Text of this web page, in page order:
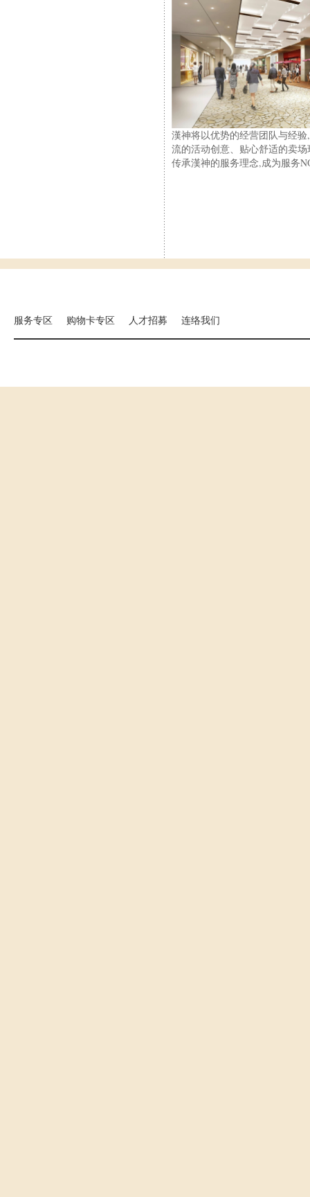
漢神将以优势的经营团队与经验
流的活动创意、贴心舒适的卖
传承漢神的服务理念,成为服务
服务专区 购物卡专区 人才招募 连络我们